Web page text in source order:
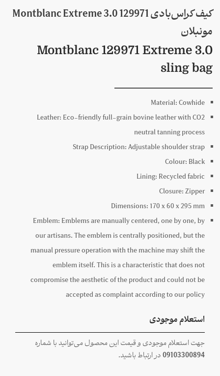
کیف کراس‌بادی 129971 Montblanc Extreme 3.0
مونبلان
Montblanc 129971 Extreme 3.0
sling bag
Material:Cowhide
Leather: Eco-friendly full-grain bovine leather with CO2
neutral tanning process
Strap Description:Adjustable shoulder strap
Colour: Black
Lining: Recycled fabric
Closure:Zipper
Dimensions:170 x60 x295mm
Emblem: Emblems are manually centered, one by one, by
our artisans. The emblem is centrally positioned, but the
manual pressure operation with the machine may shift the
emblem itself. This is a characteristic that does not
compromise the aesthetic of the product and could not be
accepted as complaint according to our policy
استعلام موجودی
جهت استعلام موجودی و قیمت این محصول می‌توانید با شماره
09103300894در ارتباط باشید.